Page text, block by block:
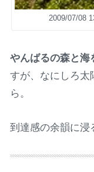
2009/07/08
やんばるの森と海
すが、なにしろ太
ら。
到達感の余韻に浸